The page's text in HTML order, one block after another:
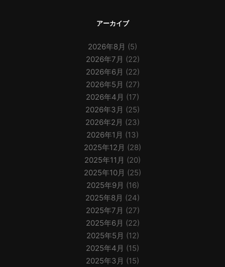
アーカイブ
2026年8月 (5)
2026年7月 (22)
2026年6月 (22)
2026年5月 (27)
2026年4月 (17)
2026年3月 (25)
2026年2月 (23)
2026年1月 (13)
2025年12月 (28)
2025年11月 (20)
2025年10月 (25)
2025年9月 (16)
2025年8月 (24)
2025年7月 (27)
2025年6月 (22)
2025年5月 (12)
2025年4月 (15)
2025年3月 (15)